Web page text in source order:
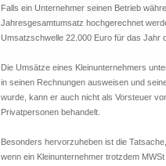
Falls ein Unternehmer seinen Betrieb
Jahresgesamtumsatz hochgerechnet
Umsatzschwelle 22.000 Euro für das Jahr
Die Umsätze eines Kleinunternehmers
in seinen Rechnungen ausweisen und
wurde, kann er auch nicht als Vorsteuer
Privatpersonen behandelt.
Besonders hervorzuheben ist die
wenn ein Kleinunternehmer trotzdem